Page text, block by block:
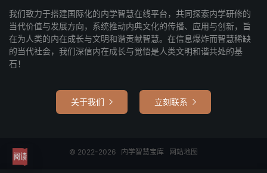
我们致力于搭建国际化的内学智慧在线平台，共同探索内学研修的
当代价值与发展方向，系统推动内典文化的传播、应用与创新，旨
在为人类的内在成长与文明和谐贡献智慧。在信息爆炸而智慧稀缺
的当代社会，我们深信内在成长与觉悟是人类文明和谐共处的基
石！
关于我们  立刻联系 
© 2022-2026 内学智慧宝库 网站地图